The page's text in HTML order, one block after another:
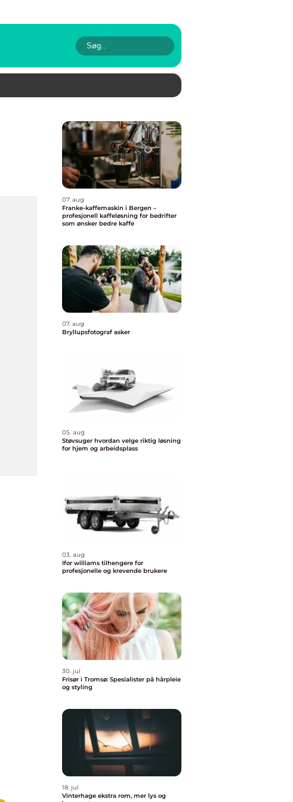
07. aug
Franke-kaffemaskin i Bergen –
profesjonell kaffeløsning for bedrifter
som ønsker bedre kaffe
07. aug
Bryllupsfotograf asker
05. aug
Støvsuger hvordan velge riktig løsning
for hjem og arbeidsplass
03. aug
Ifor williams tilhengere for
profesjonelle og krevende brukere
30. jul
Frisør i Tromsø: Spesialister på hårpleie
og styling
18. jul
Vinterhage ekstra rom, mer lys og